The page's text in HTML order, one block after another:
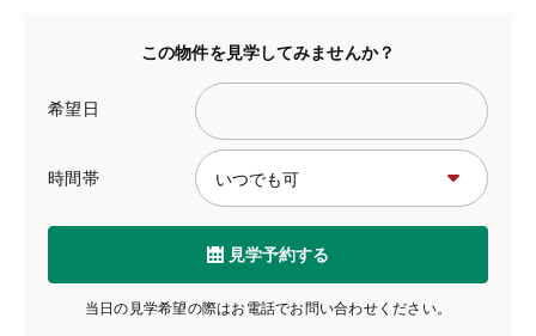
この物件を見学してみませんか？
希望日
時間帯
見学予約する
当日の見学希望の際はお電話でお問い合わせください。